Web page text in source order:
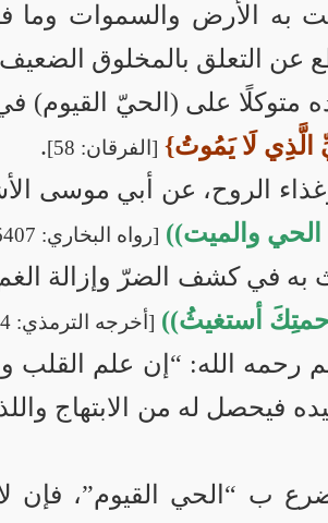
به الأرض والسموات وما
عن التعلق بالمخلوق
متوكلًا على (الحيّ القيوم)
لَا يَمُوتُ} [الفرقان: 58]
.
الروح، عن أبي موسى
الحي والميت)) [رواه البخاري: 6407]
به في كشف الضرّ وإزالة
أستغيثُ)) [أخرجه الترمذي: 3524]
رحمه الله: “إن علم
فيحصل له من الابتهاج
ب “الحي القيوم”، فإن